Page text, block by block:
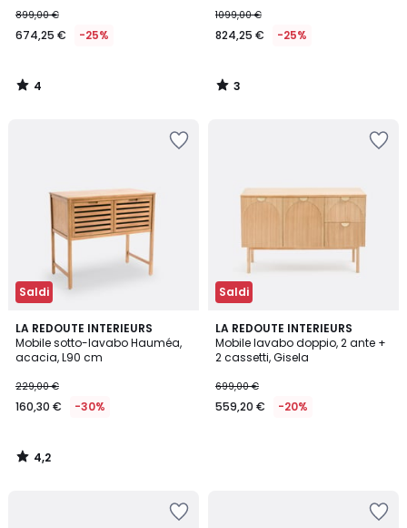
899,00 €
674,25 € -25%
4
/
1099,00 €
824,25 € -25%
3
/
Saldi
LA REDOUTE INTERIEURS
Mobile sotto-lavabo Hauméa,
acacia, L90 cm
229,00 €
160,30 € -30%
4,2
/ 5
4,2
/
Saldi
LA REDOUTE INTERIEURS
Mobile lavabo doppio, 2 ante +
2 cassetti, Gisela
699,00 €
559,20 € -20%